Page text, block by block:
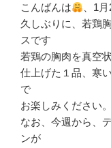
こんばんは
、1
久しぶりに、若鶏
スです
若鶏の胸肉を真空
仕上げた１品、寒
で
お楽しみください。
なお、今週から、
ンが